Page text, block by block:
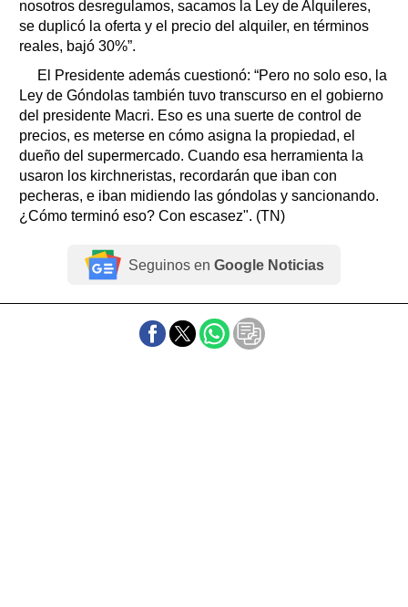
nosotros desregulamos, sacamos la Ley de Alquileres,
se duplicó la oferta y el precio del alquiler, en términos
reales, bajó 30%”.
El Presidente además cuestionó: “Pero no solo eso, la
Ley de Góndolas también tuvo transcurso en el gobierno
del presidente Macri. Eso es una suerte de control de
precios, es meterse en cómo asigna la propiedad, el
dueño del supermercado. Cuando esa herramienta la
usaron los kirchneristas, recordarán que iban con
pecheras, e iban midiendo las góndolas y sancionando.
¿Cómo terminó eso? Con escasez". (TN)
Seguinos en Google Noticias